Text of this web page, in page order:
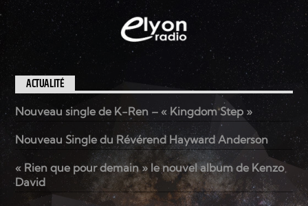
ACTUALITÉ
Nouveau single de K-Ren – « Kingdom Step »
Nouveau Single du Révérend Hayward Anderson
« Rien que pour demain » le nouvel album de Kenzo
David